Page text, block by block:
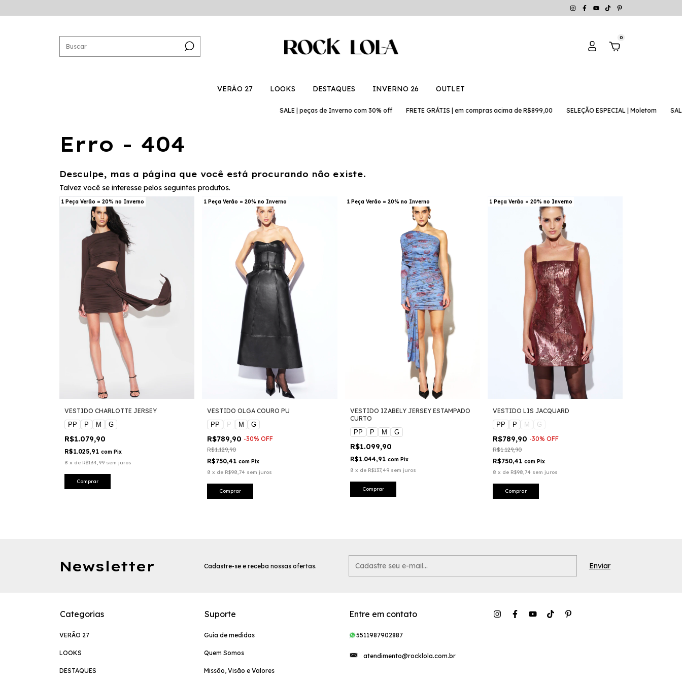
0
VERÃO 27 LOOKS DESTAQUES INVERNO 26 OUTLET
SALE | peças de Inverno com 30% off FRETE GRÁTIS | em compras acima de R$899,00 SELEÇÃO ESPECIAL | Moletom SALE |
Erro - 404
Desculpe, mas a página que você está procurando não existe.
Talvez você se interesse pelos seguintes produtos.
1 Peça Verão = 20% no Inverno
VESTIDO CHARLOTTE JERSEY
PP
P M G
R$1.079,90
R$1.025,91 com Pix
8 x de R$134,99 sem juros
Comprar
1 Peça Verão = 20% no Inverno
VESTIDO OLGA COURO PU
PP
P M G
R$789,90 -30%OFF
R$1.129,90
R$750,41com Pix
8 x de R$98,74 sem juros
Comprar
1 Peça Verão = 20% no Inverno
VESTIDO IZABELY JERSEY ESTAMPADO
CURTO
PP
P M G
R$1.099,90
R$1.044,91 com Pix
8 x de R$137,49 sem juros
Comprar
1 Peça Verão = 20% no Inverno
VESTIDO LIS JACQUARD
PP
P M G
R$789,90 -30% OFF
R$1.129,90
R$750,41 com Pix
8 x de R$98,74 sem juros
Comprar
Newsletter Cadastre-se e receba nossas ofertas.
Categorias
VERÃO 27
LOOKS
DESTAQUES
Suporte
Guia de medidas
Quem Somos
Missão, Visão e Valores
Entre em contato
5511987902887
atendimento@rocklola.com.br